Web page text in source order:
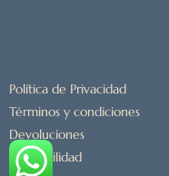
Política de Privacidad
Términos y condiciones
Devoluciones
Accesibilidad